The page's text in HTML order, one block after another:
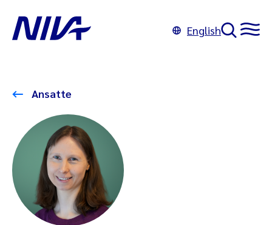
English
Ansatte